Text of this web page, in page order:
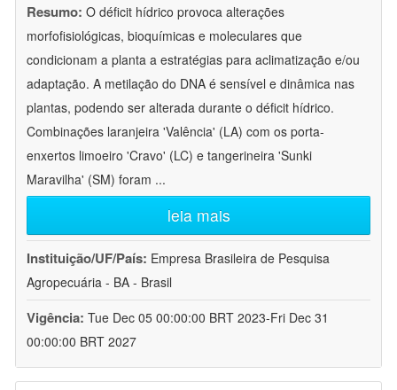
Resumo: O déficit hídrico provoca alterações
morfofisiológicas, bioquímicas e moleculares que
condicionam a planta a estratégias para aclimatização e/ou
adaptação. A metilação do DNA é sensível e dinâmica nas
plantas, podendo ser alterada durante o déficit hídrico.
Combinações laranjeira 'Valência' (LA) com os porta-
enxertos limoeiro 'Cravo' (LC) e tangerineira 'Sunki
Maravilha' (SM) foram ...
leia mais
Instituição/UF/País: Empresa Brasileira de Pesquisa
Agropecuária - BA - Brasil
Vigência: Tue Dec 05 00:00:00 BRT 2023-Fri Dec 31
00:00:00 BRT 2027